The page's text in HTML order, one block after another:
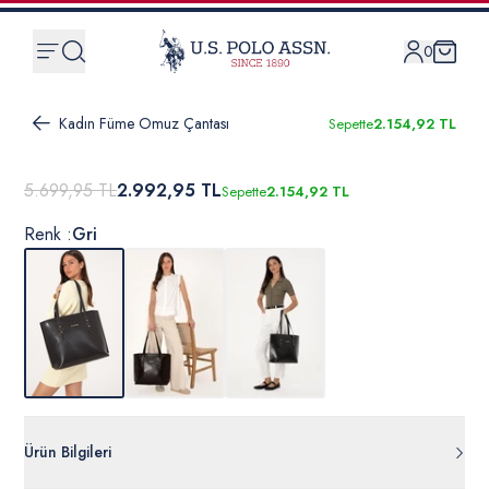
0
Kadın Füme Omuz Çantası Sepette2.154,92 TL
5.699,95 TL2.992,95 TLSepette2.154,92 TL
Renk :Gri
Ürün Bilgileri